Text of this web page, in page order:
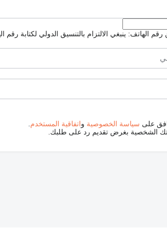
الهاتف: ينبغي الالتزام بالتنسيق الدولي لكتابة رقم
على سياسة الخصوصية واتفاقية المستخدم
الشخصية بغرض تقديم رد على طلبك.